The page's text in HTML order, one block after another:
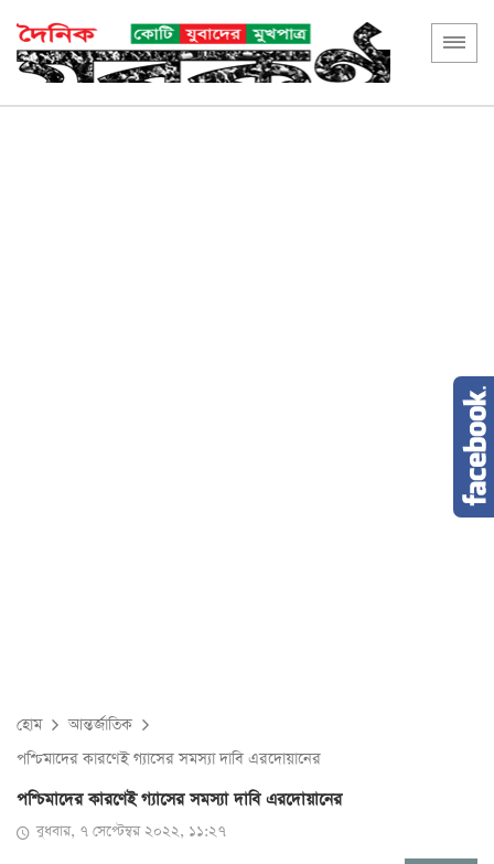
হোম
আন্তর্জাতিক
পশ্চিমাদের কারণেই গ্যাসের সমস্যা দাবি এরদোয়ানের
পশ্চিমাদের কারণেই গ্যাসের সমস্যা দাবি এরদোয়ানের
বুধবার, ৭ সেপ্টেম্বর ২০২২, ১১:২৭